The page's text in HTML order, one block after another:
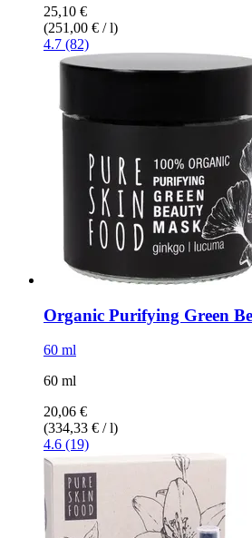
25,10 €
(251,00 € / l)
4.7 (82)
Organic Purifying Green
60 ml
60 ml
20,06 €
(334,33 € / l)
4.6 (19)